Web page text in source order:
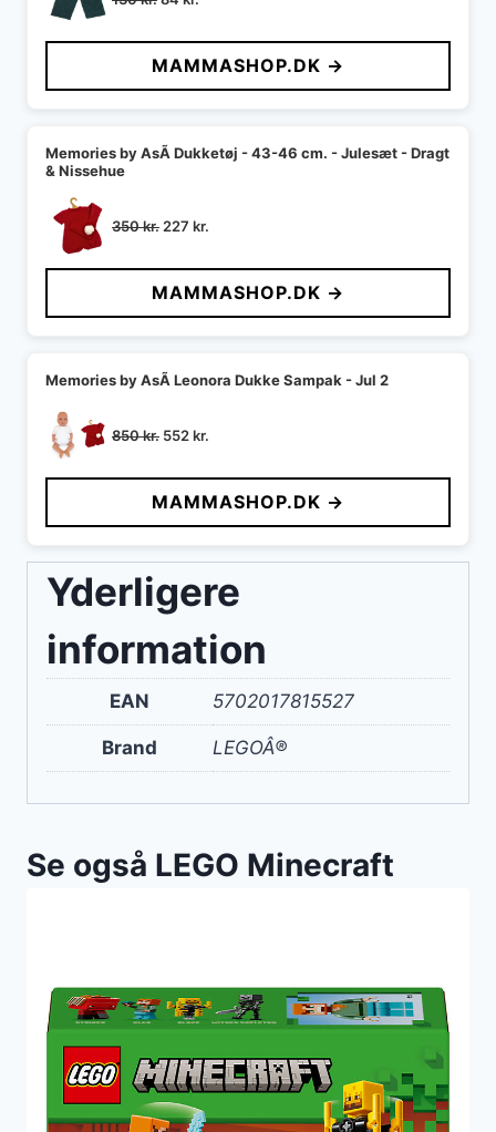
pris
var:
130 kr..
pris
er:
84 kr..
MAMMASHOP.DK →
Memories by AsÃ­ Dukketøj - 43-46 cm. - Julesæt - Dragt
& Nissehue
350kr. Den
pris
var:
350 kr..
227 kr.
pris
er:
227 kr..
MAMMASHOP.DK →
Memories by AsÃ­ Leonora Dukke Sampak - Jul 2
850kr. Den
pris
var:
850 kr..
552kr.
pris
er:
552 kr..
MAMMASHOP.DK →
Yderligere
information
EAN 5702017815527
Brand LEGOÂ®
Se også LEGO Minecraft